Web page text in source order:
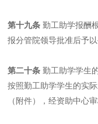
第十九条 勤工助学报酬
报分管院领导批准后予以
第二十条 勤工助学学生
按照勤工助学学生的实
（附件），经资助中心